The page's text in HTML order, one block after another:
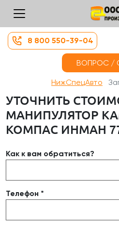
8 800 550-39-04
ВОПРОС /
НижСпецАвто
УТОЧНИТЬ
МАНИПУЛЯТОР
КОМПАС ИНМАН
Как к вам обратиться?
Телефон *